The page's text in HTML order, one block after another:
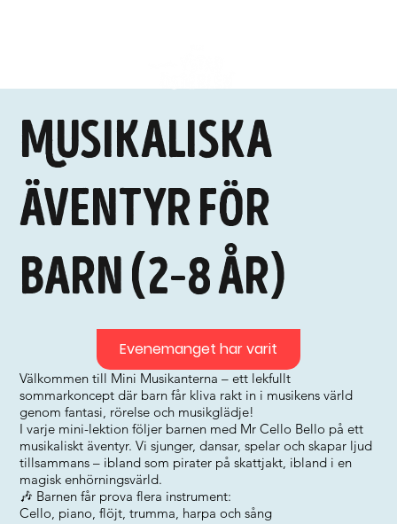
Musikaliska
äventyr för
barn (2–8 år)
Välkommen till Mini Musikanterna – ett lekfullt
sommarkoncept där barn får kliva rakt in i musikens värld
genom fantasi, rörelse och musikglädje!
I varje mini-lektion följer barnen med Mr Cello Bello på ett
musikaliskt äventyr. Vi sjunger, dansar, spelar och skapar ljud
tillsammans – ibland som pirater på skattjakt, ibland i en
magisk enhörningsvärld.
🎶 Barnen får prova flera instrument:
Cello, piano, flöjt, trumma, harpa och sång
Evenemanget har varit